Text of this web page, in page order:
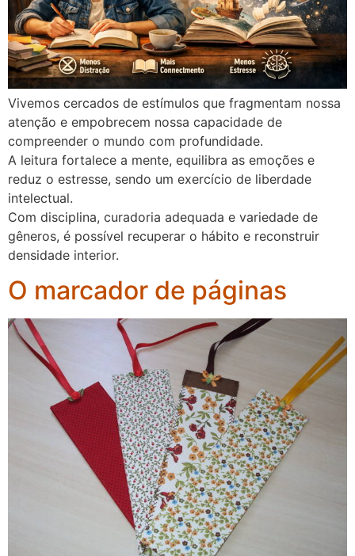
Vivemos cercados de estímulos que fragmentam nossa
atenção e empobrecem nossa capacidade de
compreender o mundo com profundidade.
A leitura fortalece a mente, equilibra as emoções e
reduz o estresse, sendo um exercício de liberdade
intelectual.
Com disciplina, curadoria adequada e variedade de
gêneros, é possível recuperar o hábito e reconstruir
densidade interior.
O marcador de páginas